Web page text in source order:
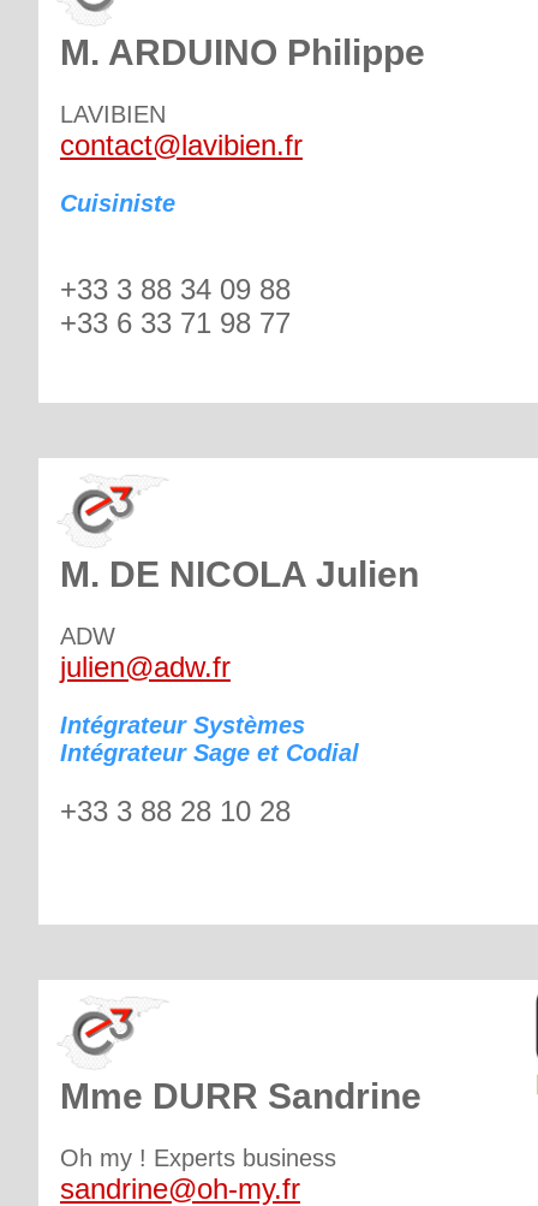
M. ARDUINO Philippe
LAVIBIEN
contact@lavibien.fr
Cuisiniste
+33 3 88 34 09 88
+33 6 33 71 98 77
M. DE NICOLA Julien
ADW
julien@adw.fr
Intégrateur Systèmes
Intégrateur Sage et Codial
+33 3 88 28 10 28
Mme DURR Sandrine
Oh my ! Experts business
sandrine@oh-my.fr